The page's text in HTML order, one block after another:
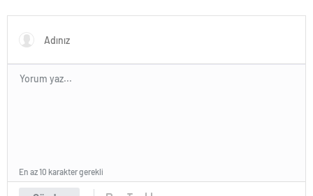
En az 10 karakter gerekli